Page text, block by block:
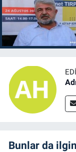
Bunlar da